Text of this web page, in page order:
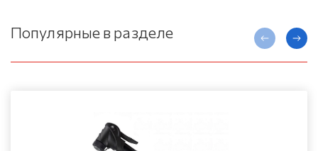
Популярные в разделе